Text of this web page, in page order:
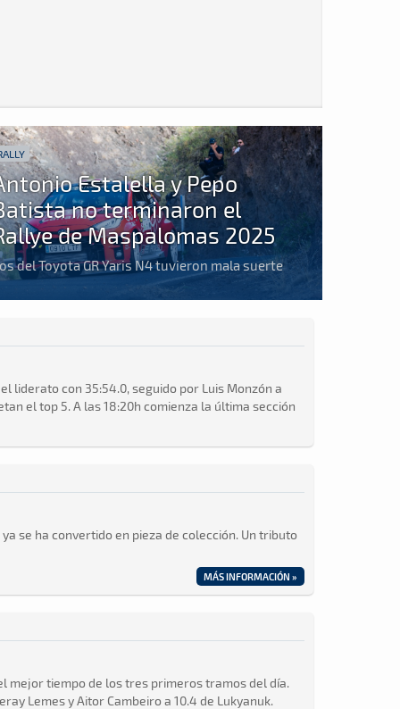
Estalella y Pepo
no terminaron el
de Maspalomas 2025
del Toyota GR Yaris N4 tuvieron mala suerte
liderato con 35:54.0, seguido por Luis Monzón a
el top 5. A las 18:20h comienza la última sección
se ha convertido en pieza de colección. Un tributo
MÁS INFORMACIÓN »
mejor tiempo de los tres primeros tramos del día.
Lemes y Aitor Cambeiro a 10.4 de Lukyanuk.